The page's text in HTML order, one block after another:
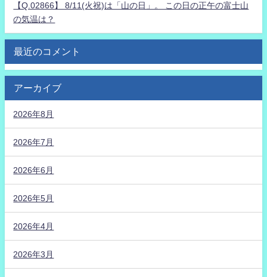
【Q.02866】 8/11(火祝)は「山の日」。 この日の正午の富士山
の気温は？
最近のコメント
アーカイブ
2026年8月
2026年7月
2026年6月
2026年5月
2026年4月
2026年3月